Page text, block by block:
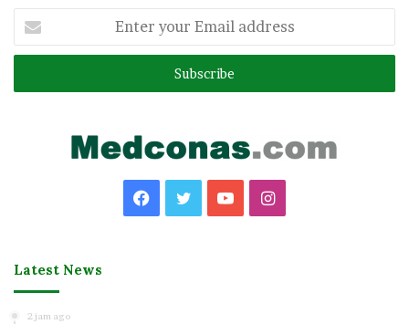
your
Email
Facebook
TwitterYouTubeInstagram
Latest News
2 jam ago